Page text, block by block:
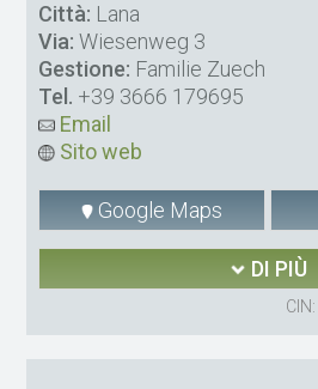
Città: Lana
Via: Wiesenweg 3
Gestione: Familie Zuech
Tel. +39 3666 179695
Email
Sito web
Google Maps
DI PIÙ